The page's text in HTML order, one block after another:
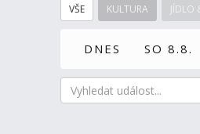
VŠE KULTURA JÍDLO
DNES SO 8.8.